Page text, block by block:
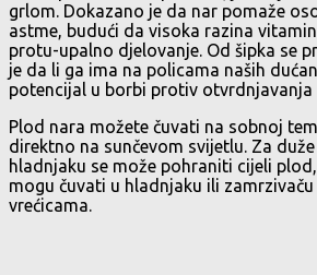
grlom. Dokazano je da nar pomaže
astme, budući da visoka razina
protu-upalno djelovanje. Od šipka se
je da li ga ima na policama naših
potencijal u borbi protiv otvrdnjavanja
Plod nara možete čuvati na sobnoj
direktno na sunčevom svijetlu. Za
hladnjaku se može pohraniti cijeli
mogu čuvati u hladnjaku ili
vrećicama.